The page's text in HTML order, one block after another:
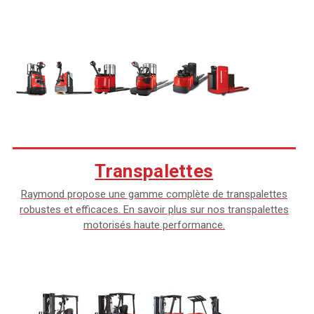
Transpalettes
Raymond propose une gamme complète de transpalettes
robustes et efficaces. En savoir plus sur nos transpalettes
motorisés haute performance.